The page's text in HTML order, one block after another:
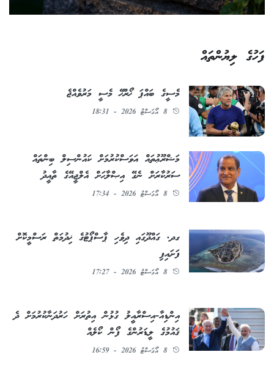
ފަހުގެ ލިޔުންތައް
މެސީގެ ބައްޕަ ޚޯރްޚޭ މެސީ މަރުވެއްޖެ
8 އޯގަސްޓު 2026 - 18:31
މަޝްރޫޢުތައް އަވަސްކުރުމަށް ކައުންސިލް ބިންތައް
ސަރުކާރަށް ނެގޭ އިޞްލާޙަށް އެލްޖީއޭގެ ތާއީދު
8 އޯގަސްޓު 2026 - 17:34
ގދ. ގައްދޫގައި ދިވެހި ޕާސްޕޯޓުގެ ޚިދުމަތް ރަސްމީކޮށް
ފަށައިފި
8 އޯގަސްޓު 2026 - 17:27
އިންޑިއާ-އިސްރާއީލު ގުޅުން އިތުރަށް ހަރުދަނާކުރުމަށް ދެ
ޤައުމުގެ ލީޑަރުންގެ ފޯން ކޯލެއް
8 އޯގަސްޓު 2026 - 16:59